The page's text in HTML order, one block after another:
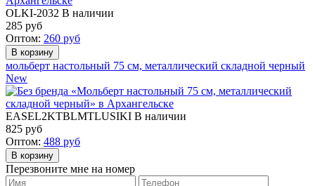
OLKI-2032 В наличии
285 руб
Оптом: 260 руб
мольберт настольный 75 см, металлический складной черный
New
EASEL2KTBLMTLUSIKI В наличии
825 руб
Оптом: 488 руб
Перезвоните мне на номер